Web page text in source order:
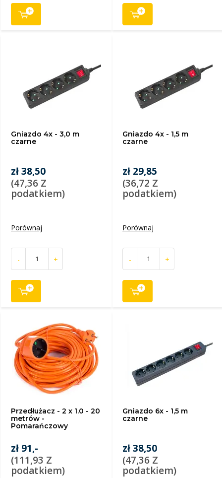
Gniazdo 4x - 3,0 m
czarne
zł 38,50
(47,36 Z
podatkiem)
Porównaj
- +
Gniazdo 4x - 1,5 m
czarne
zł 29,85
(36,72 Z
podatkiem)
Porównaj
- +
Przedłużacz - 2 x 1.0 - 20
metrów -
Pomarańczowy
zł 91,-
(111,93 Z
podatkiem)
Gniazdo 6x - 1,5 m
czarne
zł 38,50
(47,36 Z
podatkiem)